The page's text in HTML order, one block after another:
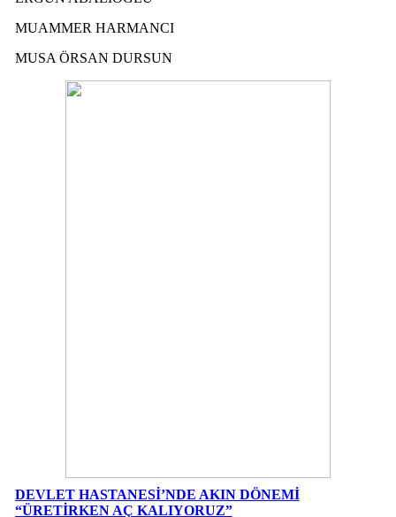
MUAMMER HARMANCI
MUSA ÖRSAN DURSUN
DEVLET HASTANESİ’NDE AKIN DÖNEMİ
“ÜRETİRKEN AÇ KALIYORUZ”